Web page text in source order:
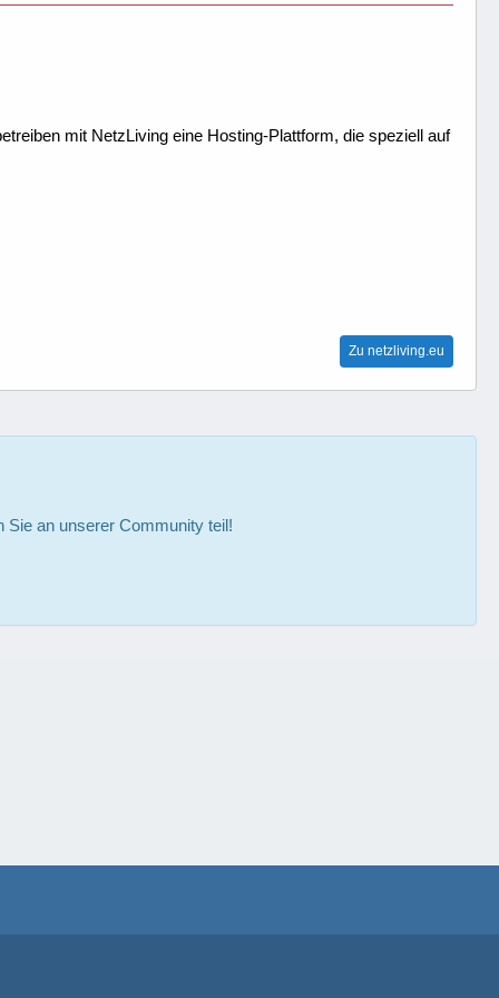
mit NetzLiving eine Hosting-Plattform, die speziell auf
Zu netzliving.eu
Sie an unserer Community teil!